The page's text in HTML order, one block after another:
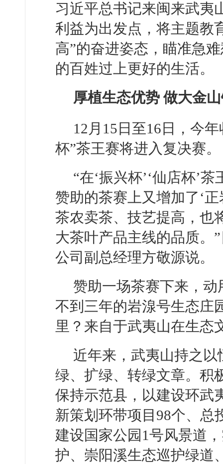
习近平总书记来闽来武夷
利益为出发点，将主题教
高”的奋进姿态，瞄准急
的百姓过上更好的生活。
厚植生态优势 做大金
12月15日至16日，今
杯”茶王赛将进入复决赛。
“在‘振兴杯’‘仙店杯’
赞助的茶赛上又增加了‘
茶农卖茶、技艺提高，也
大茶叶产品主线的品质。
公司副总经理方敬源说。
赞助一场茶赛下来，
不到三年的岩湶号生态庄
里？来自于武夷山在生态
近年来，武夷山持之
绿、扩绿、转绿文章。积
保持示范县，以建设环武
新策划环带项目98个、总
建设国家公园1号风景道
护、崇阳溪生态巡护绿道